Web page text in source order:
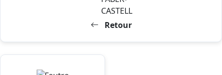
Retour